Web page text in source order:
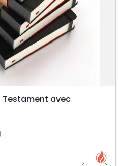
Testament avec